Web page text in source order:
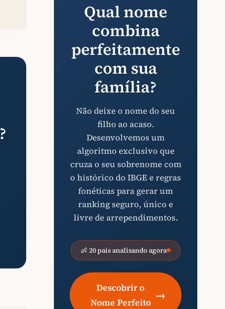
Qual nome
combina
perfeitamente
com sua
família?
Não deixe o nome do seu
filho ao acaso.
Desenvolvemos um
algoritmo exclusivo que
cruza o seu sobrenome com
o histórico do IBGE e regras
fonéticas para gerar um
ranking seguro, único e
livre de arrependimentos.
👶 20 pais analisando agora
Descobrir o
Nome Perfeito
→